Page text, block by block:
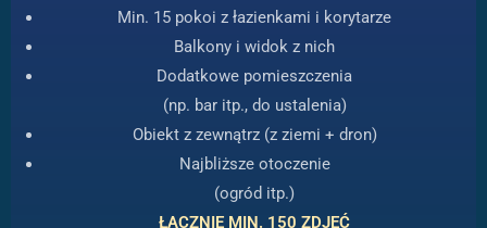
Min. 15 pokoi z łazienkami i korytarze
Balkony i widok z nich
Dodatkowe pomieszczenia
(np. bar itp., do ustalenia)
Obiekt z zewnątrz (z ziemi + dron)
Najbliższe otoczenie
(ogród itp.)
ŁĄCZNIE MIN. 150 ZDJĘĆ